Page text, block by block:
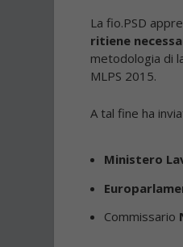
La fio.PSD
ritiene
metodologia di
MLPS 2015.
A tal fine ha
Ministero
Commissario